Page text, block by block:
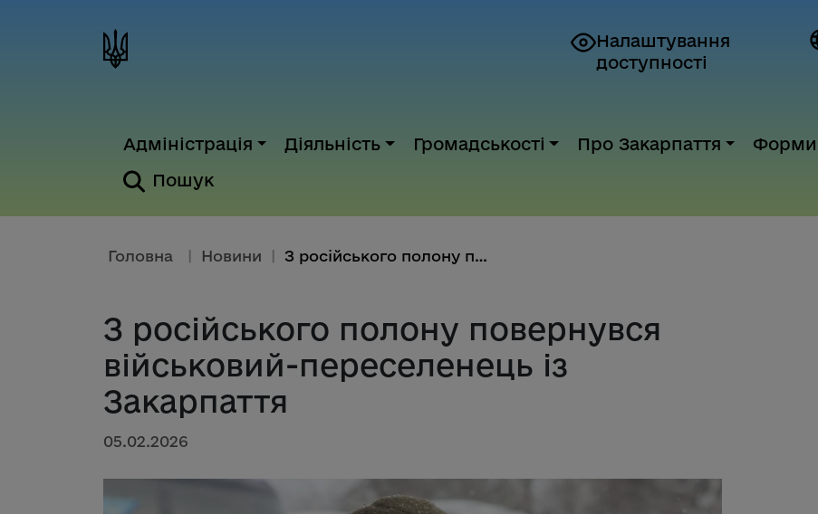
Налаштування
доступності
Адміністрація Діяльність Громадськості Про Закарпаття Форми
Пошук
Головна Новини З російського полону повернувс...
З російського полону повернувся
військовий-переселенець із
Закарпаття
05.02.2026